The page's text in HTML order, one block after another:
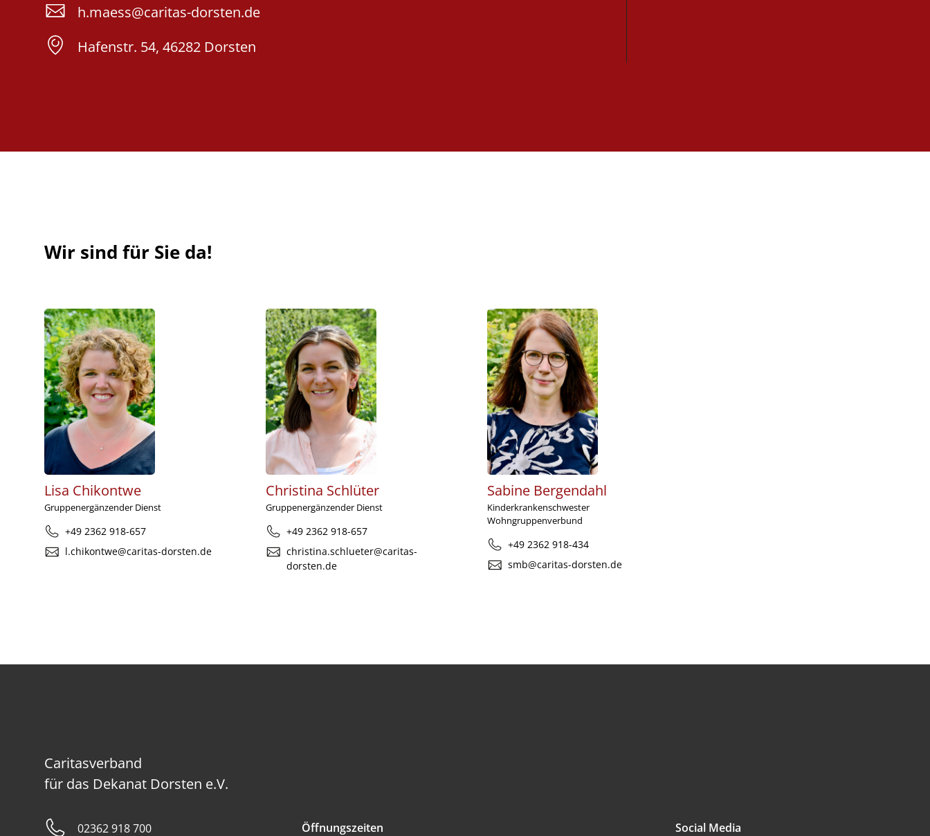
h.maess@caritas-dorsten.de
Hafenstr. 54, 46282 Dorsten
Wir sind für Sie da!
Lisa Chikontwe
Gruppenergänzender Dienst
+49 2362 918-657
l.chikontwe@caritas-dorsten.de
Christina Schlüter
Gruppenergänzender Dienst
+49 2362 918-657
christina.schlueter@caritas-
dorsten.de
Sabine Bergendahl
Kinderkrankenschwester
Wohngruppenverbund
+49 2362 918-434
smb@caritas-dorsten.de
Caritasverband
für das Dekanat Dorsten e.V.
02362 918 700 Öffnungszeiten Social Media